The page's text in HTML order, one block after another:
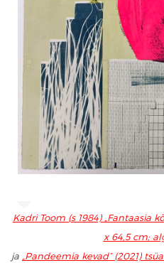
Kadri Toom (s 1984) „Fantaasia
x 64,5 cm;
ja „Pandeemia kevad” (2021)